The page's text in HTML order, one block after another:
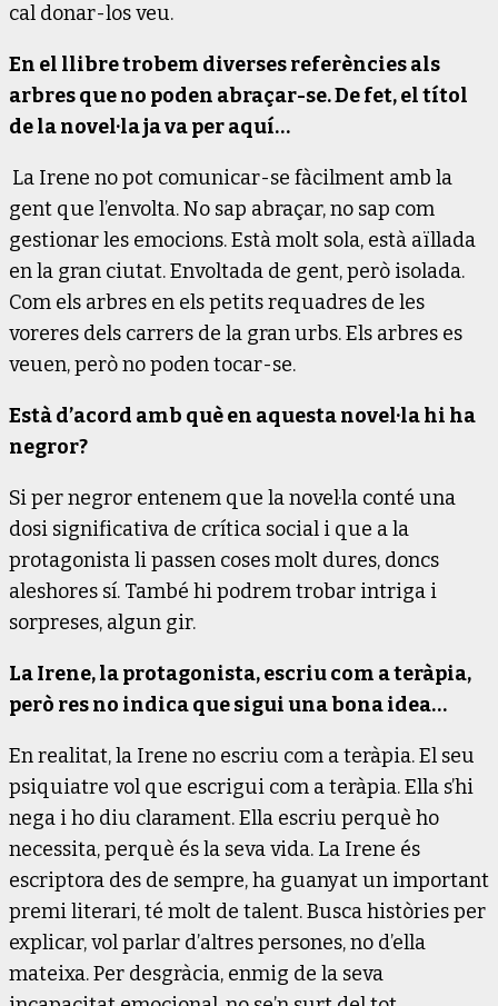
cal donar-los veu.
En el llibre trobem diverses referències als
arbres que no poden abraçar-se. De fet, el títol
de la novel·la ja va per aquí…
La Irene no pot comunicar-se fàcilment amb la
gent que l’envolta. No sap abraçar, no sap com
gestionar les emocions. Està molt sola, està aïllada
en la gran ciutat. Envoltada de gent, però isolada.
Com els arbres en els petits requadres de les
voreres dels carrers de la gran urbs. Els arbres es
veuen, però no poden tocar-se.
Està d’acord amb què en aquesta novel·la hi ha
negror?
Si per negror entenem que la novel·la conté una
dosi significativa de crítica social i que a la
protagonista li passen coses molt dures, doncs
aleshores sí. També hi podrem trobar intriga i
sorpreses, algun gir.
La Irene, la protagonista, escriu com a teràpia,
però res no indica que sigui una bona idea…
En realitat, la Irene no escriu com a teràpia. El seu
psiquiatre vol que escrigui com a teràpia. Ella s’hi
nega i ho diu clarament. Ella escriu perquè ho
necessita, perquè és la seva vida. La Irene és
escriptora des de sempre, ha guanyat un important
premi literari, té molt de talent. Busca històries per
explicar, vol parlar d’altres persones, no d’ella
mateixa. Per desgràcia, enmig de la seva